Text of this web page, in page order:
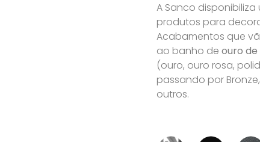
A Sanco
produtos para
Acabamentos que
ao banho de ouro
(ouro, ouro rosa,
passando por
outros.